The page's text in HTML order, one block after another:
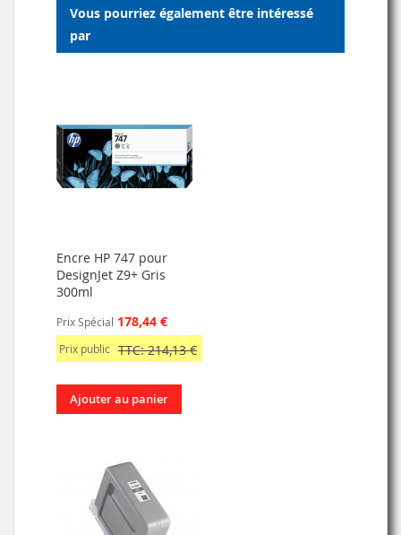
D’ENVIE
Vous pourriez également être intéressé
par
Encre HP 747 pour
DesignJet Z9+ Gris
300ml
Prix Spécial 178,44 €
Prix public TTC: 214,13 €
Ajouter au panier